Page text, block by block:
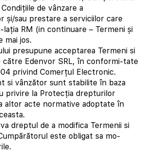
de vânzare a
și/sau prestare a serviciilor care
RM (in continuare – Termeni și
mai jos.
presupune acceptarea Termeni si
către Edenvor SRL, în conformi-tate
privind Comerțul Electronic.
si vânzător sunt stabilite în baza
privire la Protecția drepturilor
altor acte normative adoptate în
dreptul de a modifica Termenii si
este obligat sa mo-